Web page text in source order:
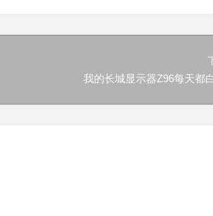
我的长城显示器Z96每天都